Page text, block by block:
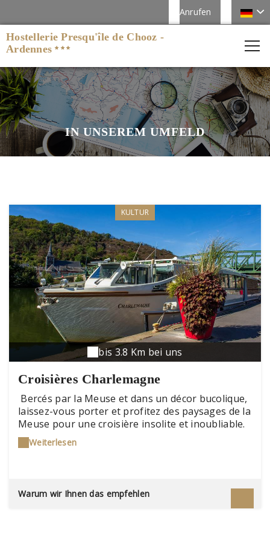
Anrufen
Hostellerie Presqu'île de Chooz -
Ardennes
IN UNSEREM UMFELD
KULTUR
bis 3.8 Km bei uns
Croisières Charlemagne
Bercés par la Meuse et dans un décor bucolique,
laissez-vous porter et profitez des paysages de la
Meuse pour une croisière insolite et inoubliable.
Nous mettons tout notre savoir-faire à votre
disposition pour vous offrir un service rapide,
différents lieux de départ : Du 18 avril au 10 mai :
Revin (Rue Vital Sueur) Les samedis et les
dimanches.Pas de navigation le 1er mai.Du 16 mai
Weiterlesen
Warum wir Ihnen das empfehlen